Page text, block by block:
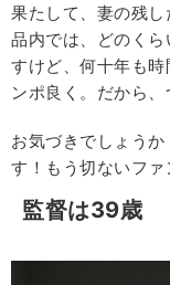
果たして、妻の残
品内では、どのく
すけど、何十年も
ンポ良く。だから、
お気づきでしょう
す！もう切ないファ
監督は39歳